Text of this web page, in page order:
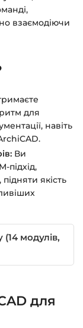
взаємодіючи
для
навіть
Ви
підхід,
якість
модулів,
для